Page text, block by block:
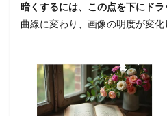
暗くするには、この点を下にドラ
曲線に変わり、画像の明度が変化